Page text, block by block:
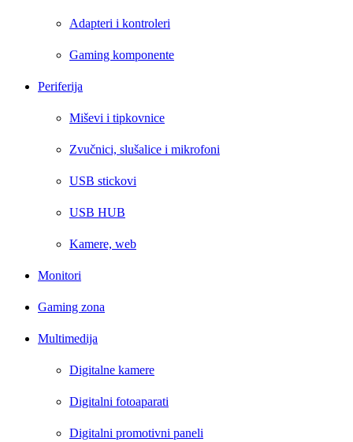
Adapteri i kontroleri
Gaming komponente
Periferija
Miševi i tipkovnice
Zvučnici, slušalice i mikrofoni
USB stickovi
USB HUB
Kamere, web
Monitori
Gaming zona
Multimedija
Digitalne kamere
Digitalni fotoaparati
Digitalni promotivni paneli